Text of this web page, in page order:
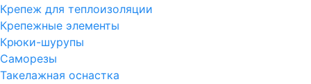
Крепеж для теплоизоляции
Крепежные элементы
Крюки-шурупы
Саморезы
Такелажная оснастка